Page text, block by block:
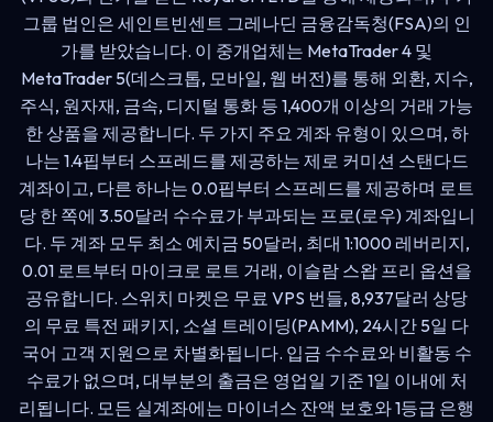
그룹 법인은 세인트빈센트 그레나딘 금융감독청(FSA)의 인
가를 받았습니다. 이 중개업체는 MetaTrader 4 및
MetaTrader 5(데스크톱, 모바일, 웹 버전)를 통해 외환, 지수,
주식, 원자재, 금속, 디지털 통화 등 1,400개 이상의 거래 가능
한 상품을 제공합니다. 두 가지 주요 계좌 유형이 있으며, 하
나는 1.4핍부터 스프레드를 제공하는 제로 커미션 스탠다드
계좌이고, 다른 하나는 0.0핍부터 스프레드를 제공하며 로트
당 한 쪽에 3.50달러 수수료가 부과되는 프로(로우) 계좌입니
다. 두 계좌 모두 최소 예치금 50달러, 최대 1:1000 레버리지,
0.01 로트부터 마이크로 로트 거래, 이슬람 스왑 프리 옵션을
공유합니다. 스위치 마켓은 무료 VPS 번들, 8,937달러 상당
의 무료 특전 패키지, 소셜 트레이딩(PAMM), 24시간 5일 다
국어 고객 지원으로 차별화됩니다. 입금 수수료와 비활동 수
수료가 없으며, 대부분의 출금은 영업일 기준 1일 이내에 처
리됩니다. 모든 실계좌에는 마이너스 잔액 보호와 1등급 은행